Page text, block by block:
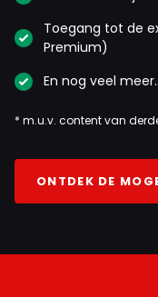
Toegang tot de
Premium)
En nog veel
* m.u.v. content van
ONTDEK DE